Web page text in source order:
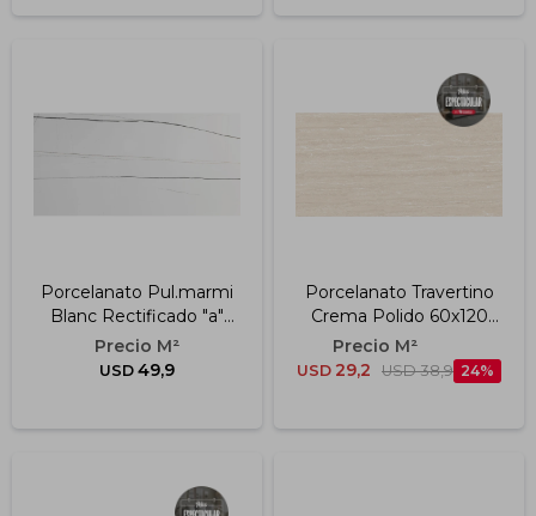
Porcelanato Pul.marmi
Blanc Rectificado "a"
59x119 Cm
USD 49,9
Porcelanato Travertino
Crema Polido 60x120
Cm
USD 29,2 USD 38,9 24